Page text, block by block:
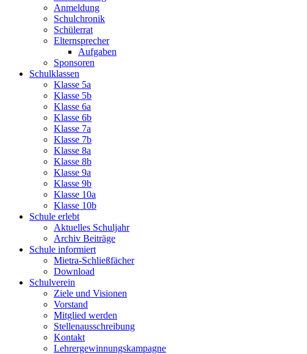
Anmeldung
Schulchronik
Schülerrat
Elternsprecher
Aufgaben
Sponsoren
Schulklassen
Klasse 5a
Klasse 5b
Klasse 6a
Klasse 6b
Klasse 7a
Klasse 7b
Klasse 8a
Klasse 8b
Klasse 9a
Klasse 9b
Klasse 10a
Klasse 10b
Schule erlebt
Aktuelles Schuljahr
Archiv Beiträge
Schule informiert
Mietra-Schließfächer
Download
Schulverein
Ziele und Visionen
Vorstand
Mitglied werden
Stellenausschreibung
Kontakt
Lehrergewinnungskampagne